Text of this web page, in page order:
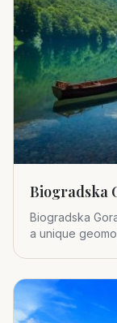
Biogradska
Biogradska
a unique